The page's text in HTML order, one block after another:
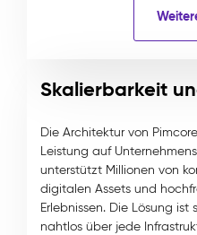
Skalierbarkeit
Die Architektur von
Leistung auf
unterstützt Millionen von
digitalen Assets und
Erlebnissen. Die Lösung ist
nahtlos über jede